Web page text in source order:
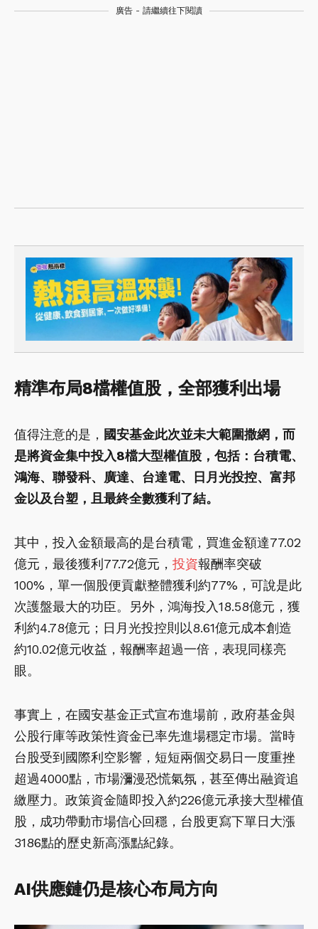
廣告 - 請繼續往下閱讀
精準布局8檔權值股，全部獲利出場
值得注意的是， 國安基金此次並未大範圍撒網，而
是將資金集中投入8檔大型權值股，包括：台積電、
鴻海、聯發科、廣達、台達電、日月光投控、富邦
金以及台塑，且最終全數獲利了結。
其中，投入金額最高的是台積電，買進金額達77.02
億元，最後獲利77.72億元， 投資報酬率突破
100%，單一個股便貢獻整體獲利約77%，可說是此
次護盤最大的功臣。另外，鴻海投入18.58億元，獲
利約4.78億元；日月光投控則以8.61億元成本創造
約10.02億元收益，報酬率超過一倍，表現同樣亮
眼。
事實上，在國安基金正式宣布進場前，政府基金與
公股行庫等政策性資金已率先進場穩定市場。當時
台股受到國際利空影響，短短兩個交易日一度重挫
超過4000點，市場瀰漫恐慌氣氛，甚至傳出融資追
繳壓力。政策資金隨即投入約226億元承接大型權值
股，成功帶動市場信心回穩，台股更寫下單日大漲
3186點的歷史新高漲點紀錄。
AI供應鏈仍是核心布局方向